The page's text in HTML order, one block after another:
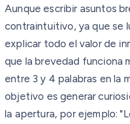
Aunque escribir asuntos
contraintuitivo, ya que se
explicar todo el valor de
que la brevedad funciona
entre 3 y 4 palabras en la
objetivo es generar
la apertura, por ejemplo: